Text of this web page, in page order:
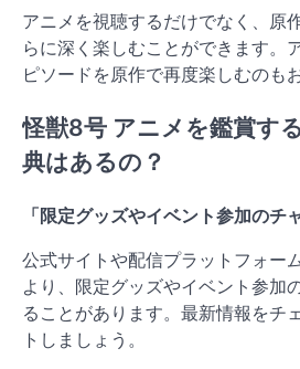
アニメを視聴するだけでなく、原
らに深く楽しむことができます。
ピソードを原作で再度楽しむのも
怪獣8号 アニメを鑑賞す
典はあるの？
「限定グッズやイベント参加のチ
公式サイトや配信プラットフォー
より、限定グッズやイベント参加
ることがあります。最新情報をチ
トしましょう。